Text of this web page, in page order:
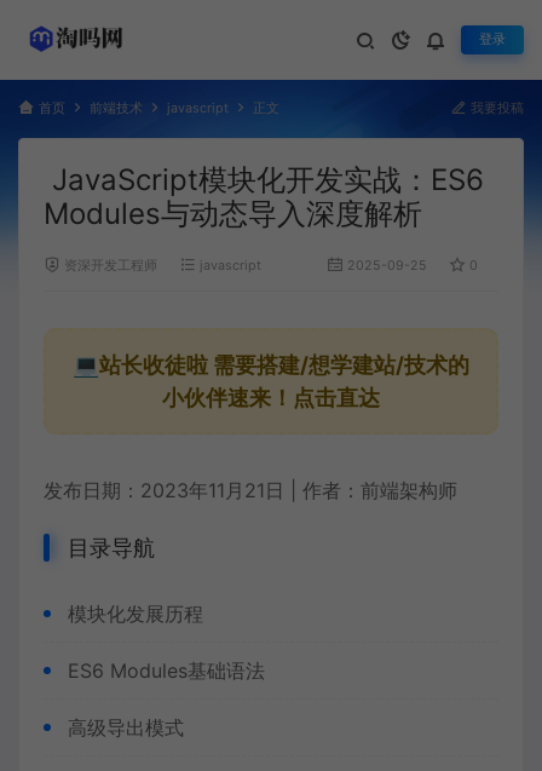
登录
首页 前端技术 javascript 正文 我要投稿
JavaScript模块化开发实战：ES6
Modules与动态导入深度解析
资深开发工程师 javascript 2025-09-25 0
💻站长收徒啦 需要搭建/想学建站/技术的
小伙伴速来！点击直达
发布日期：2023年11月21日 | 作者：前端架构师
目录导航
模块化发展历程
ES6 Modules基础语法
高级导出模式